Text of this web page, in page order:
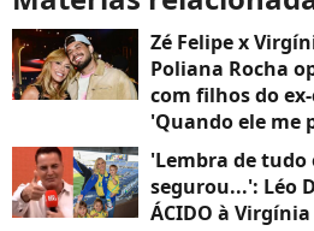
Zé Felipe x
Poliana Rocha
com filhos do
'Quando ele me
'Lembra de tudo
segurou...': Léo
ÁCIDO à